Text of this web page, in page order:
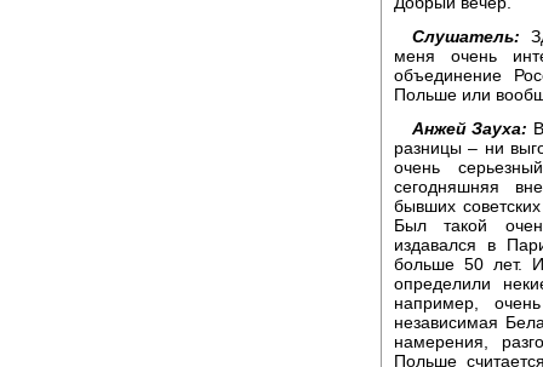
Слушатель:
меня очень
объединение
Польше или
Анжей Зауха:
разницы – ни
очень
сегодняшняя
бывших
Был такой
издавался в
больше 50 лет. И
определили
например,
независимая
намерения,
Польше